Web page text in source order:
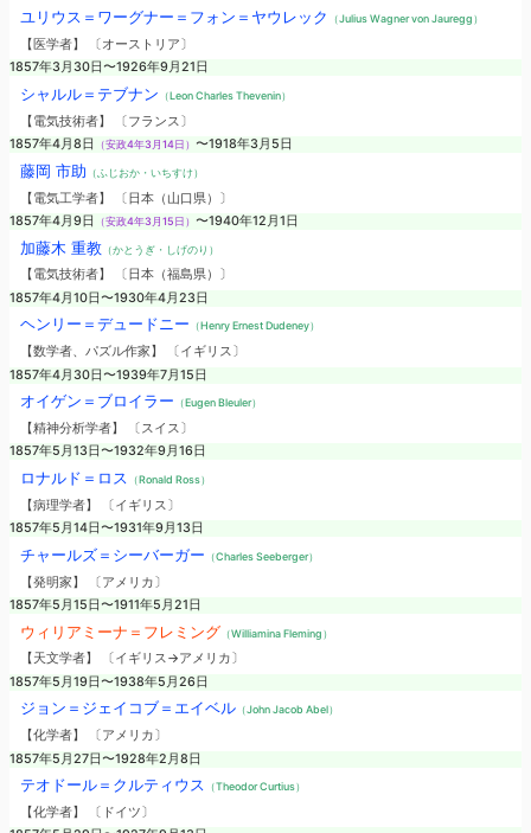
ユリウス＝ワーグナー＝フォン＝ヤウレック （Julius Wagner von Jauregg）
【医学者】 〔オーストリア〕
1857年3月30日〜1926年9月21日
シャルル＝テブナン （Leon Charles Thevenin）
【電気技術者】 〔フランス〕
1857年4月8日
（安政4年3月14日） 〜1918年3月5日
藤岡 市助 （ふじおか・いちすけ）
【電気工学者】 〔日本（山口県）〕
1857年4月9日
（安政4年3月15日） 〜1940年12月1日
加藤木 重教（かとうぎ・しげのり）
【電気技術者】 〔日本（福島県）〕
1857年4月10日〜1930年4月23日
ヘンリー＝デュードニー （Henry Ernest Dudeney）
【数学者、パズル作家】 〔イギリス〕
1857年4月30日〜1939年7月15日
オイゲン＝ブロイラー （Eugen Bleuler）
【精神分析学者】 〔スイス〕
1857年5月13日〜1932年9月16日
ロナルド＝ロス （Ronald Ross）
【病理学者】 〔イギリス〕
1857年5月14日〜1931年9月13日
チャールズ＝シーバーガー （Charles Seeberger）
【発明家】 〔アメリカ〕
1857年5月15日〜1911年5月21日
ウィリアミーナ＝フレミング （Williamina Fleming）
【天文学者】 〔イギリス→アメリカ〕
1857年5月19日〜1938年5月26日
ジョン＝ジェイコブ＝エイベル（John Jacob Abel）
【化学者】 〔アメリカ〕
1857年5月27日〜1928年2月8日
テオドール＝クルティウス （Theodor Curtius）
【化学者】 〔ドイツ〕